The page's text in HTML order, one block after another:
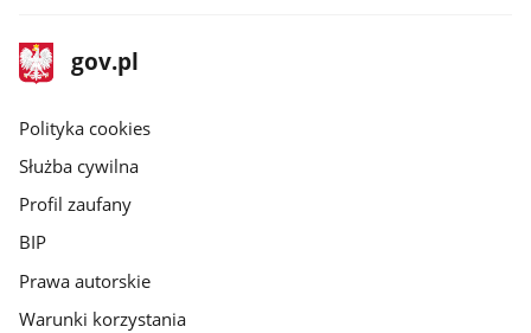
stopka
gov.pl
Strona
gov.pl
gov.pl
Polityka cookies
Służba cywilna
Profil zaufany
BIP
Prawa autorskie
Warunki korzystania